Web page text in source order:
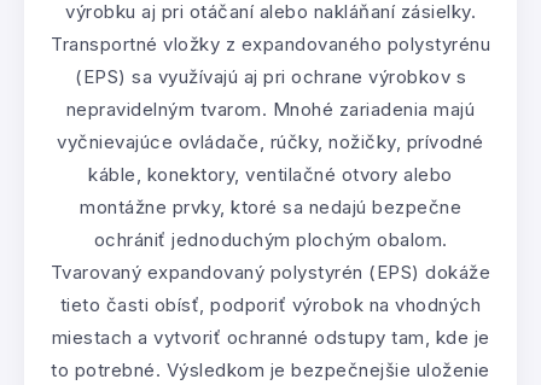
výrobku aj pri otáčaní alebo nakláňaní zásielky.
Transportné vložky z expandovaného polystyrénu
(EPS) sa využívajú aj pri ochrane výrobkov s
nepravidelným tvarom. Mnohé zariadenia majú
vyčnievajúce ovládače, rúčky, nožičky, prívodné
káble, konektory, ventilačné otvory alebo
montážne prvky, ktoré sa nedajú bezpečne
ochrániť jednoduchým plochým obalom.
Tvarovaný expandovaný polystyrén (EPS) dokáže
tieto časti obísť, podporiť výrobok na vhodných
miestach a vytvoriť ochranné odstupy tam, kde je
to potrebné. Výsledkom je bezpečnejšie uloženie